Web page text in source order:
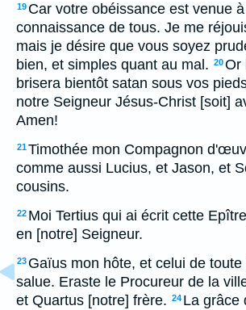
19 Car votre obéissance est venue
connaissance de tous. Je me
mais je désire que vous soyez
bien, et simples quant au mal. 20Or
brisera bientôt satan sous vos
notre Seigneur Jésus-Christ [soit]
Amen!
21Timothée mon Compagnon
comme aussi Lucius, et Jason, et
cousins.
22 Moi Tertius qui ai écrit cette
en [notre] Seigneur.
23 Gaïus mon hôte, et celui de
salue. Eraste le Procureur de la
et Quartus [notre] frère. 24 La grâce